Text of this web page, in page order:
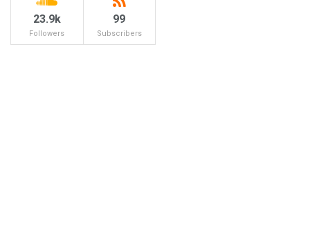
23.9k
Followers
99
Subscribers